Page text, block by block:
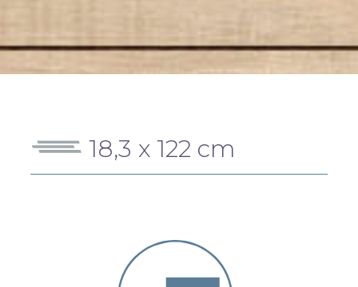
18,3 x 122 cm